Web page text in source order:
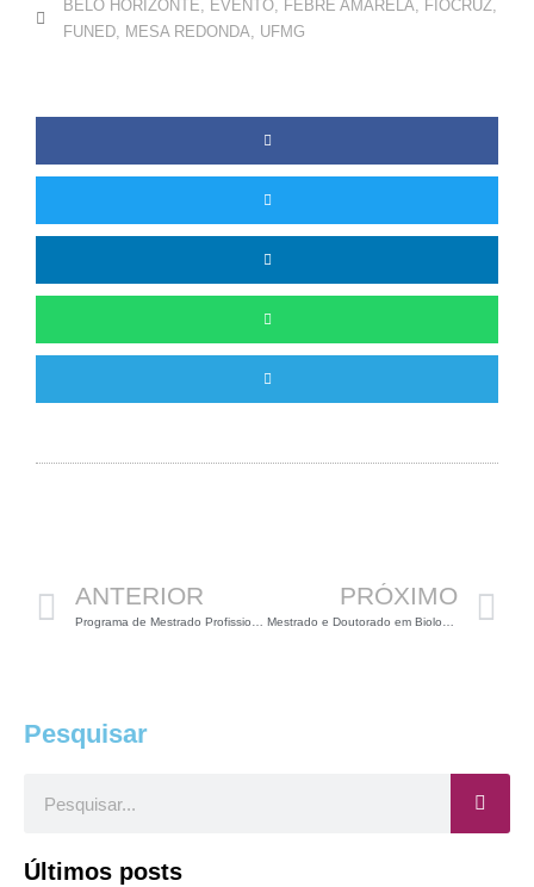
BELO HORIZONTE, EVENTO, FEBRE AMARELA, FIOCRUZ,
FUNED, MESA REDONDA, UFMG
ANTERIOR PRÓXIMO
Pesquisar
Últimos posts